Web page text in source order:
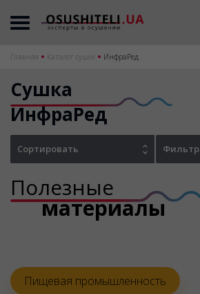
Главная Каталог сушек ИнфраРед
Сушка
ИнфраРед
Сортировать Фильтр
Полезные
материалы
Пищевая промышленность